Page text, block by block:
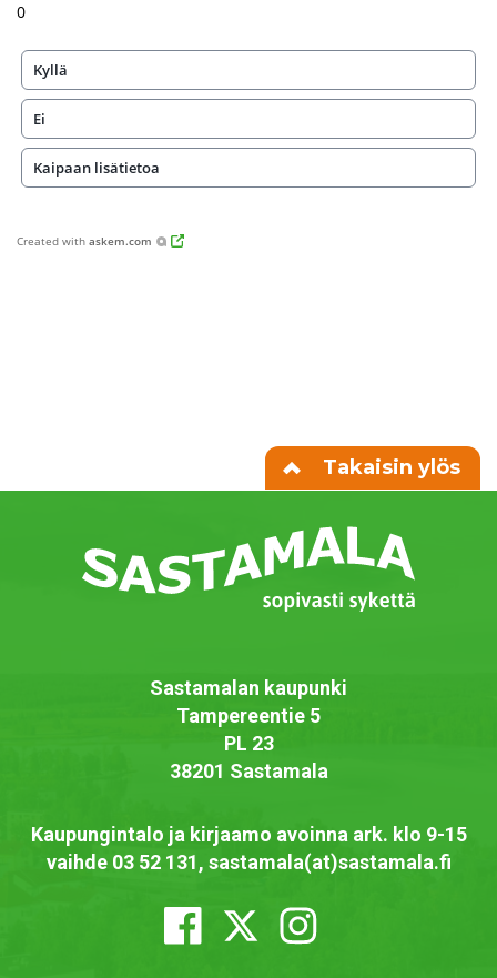
0
Kyllä
Ei
Kaipaan lisätietoa
Created with askem.com
Takaisin ylös
Sastamalan kaupunki
Tampereentie 5
PL 23
38201 Sastamala
Kaupungintalo ja kirjaamo avoinna ark. klo 9-15
vaihde 03 52 131, sastamala(at)sastamala.fi